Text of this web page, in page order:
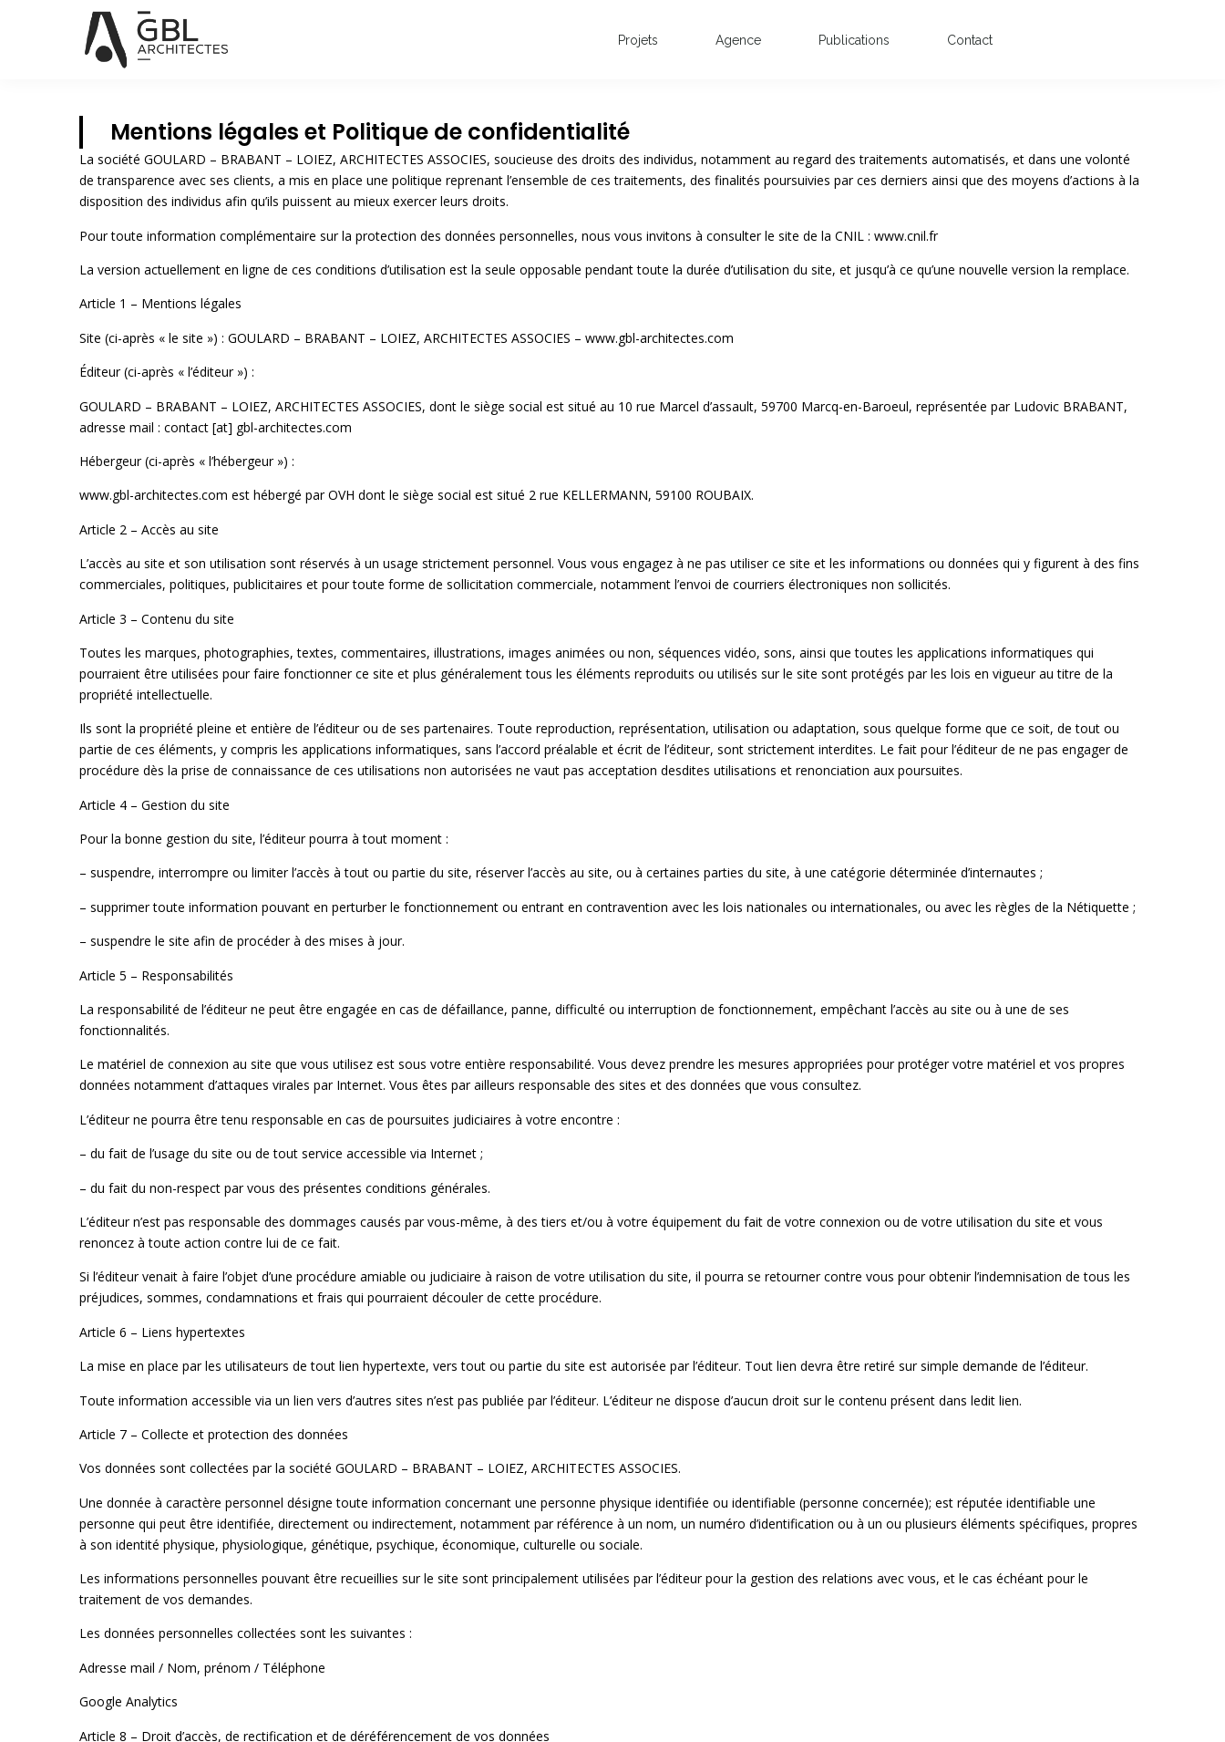
Projets Agence Publications Contact
Mentions légales et Politique de confidentialité
La société GOULARD – BRABANT – LOIEZ, ARCHITECTES ASSOCIES, soucieuse des droits des individus, notamment au regard des traitements automatisés, et dans une volonté
de transparence avec ses clients, a mis en place une politique reprenant l’ensemble de ces traitements, des finalités poursuivies par ces derniers ainsi que des moyens d’actions à la
disposition des individus afin qu’ils puissent au mieux exercer leurs droits.
Pour toute information complémentaire sur la protection des données personnelles, nous vous invitons à consulter le site de la CNIL : www.cnil.fr
La version actuellement en ligne de ces conditions d’utilisation est la seule opposable pendant toute la durée d’utilisation du site, et jusqu’à ce qu’une nouvelle version la remplace.
Article 1 – Mentions légales
Site (ci-après « le site ») : GOULARD – BRABANT – LOIEZ, ARCHITECTES ASSOCIES – www.gbl-architectes.com
Éditeur (ci-après « l’éditeur ») :
GOULARD – BRABANT – LOIEZ, ARCHITECTES ASSOCIES, dont le siège social est situé au 10 rue Marcel d’assault, 59700 Marcq-en-Baroeul, représentée par Ludovic BRABANT,
adresse mail : contact [at] gbl-architectes.com
Hébergeur (ci-après « l’hébergeur ») :
www.gbl-architectes.com est hébergé par OVH dont le siège social est situé 2 rue KELLERMANN, 59100 ROUBAIX.
Article 2 – Accès au site
L’accès au site et son utilisation sont réservés à un usage strictement personnel. Vous vous engagez à ne pas utiliser ce site et les informations ou données qui y figurent à des fins
commerciales, politiques, publicitaires et pour toute forme de sollicitation commerciale, notamment l’envoi de courriers électroniques non sollicités.
Article 3 – Contenu du site
Toutes les marques, photographies, textes, commentaires, illustrations, images animées ou non, séquences vidéo, sons, ainsi que toutes les applications informatiques qui
pourraient être utilisées pour faire fonctionner ce site et plus généralement tous les éléments reproduits ou utilisés sur le site sont protégés par les lois en vigueur au titre de la
propriété intellectuelle.
Ils sont la propriété pleine et entière de l’éditeur ou de ses partenaires. Toute reproduction, représentation, utilisation ou adaptation, sous quelque forme que ce soit, de tout ou
partie de ces éléments, y compris les applications informatiques, sans l’accord préalable et écrit de l’éditeur, sont strictement interdites. Le fait pour l’éditeur de ne pas engager de
procédure dès la prise de connaissance de ces utilisations non autorisées ne vaut pas acceptation desdites utilisations et renonciation aux poursuites.
Article 4 – Gestion du site
Pour la bonne gestion du site, l’éditeur pourra à tout moment :
– suspendre, interrompre ou limiter l’accès à tout ou partie du site, réserver l’accès au site, ou à certaines parties du site, à une catégorie déterminée d’internautes ;
– supprimer toute information pouvant en perturber le fonctionnement ou entrant en contravention avec les lois nationales ou internationales, ou avec les règles de la Nétiquette ;
– suspendre le site afin de procéder à des mises à jour.
Article 5 – Responsabilités
La responsabilité de l’éditeur ne peut être engagée en cas de défaillance, panne, difficulté ou interruption de fonctionnement, empêchant l’accès au site ou à une de ses
fonctionnalités.
Le matériel de connexion au site que vous utilisez est sous votre entière responsabilité. Vous devez prendre les mesures appropriées pour protéger votre matériel et vos propres
données notamment d’attaques virales par Internet. Vous êtes par ailleurs responsable des sites et des données que vous consultez.
L’éditeur ne pourra être tenu responsable en cas de poursuites judiciaires à votre encontre :
– du fait de l’usage du site ou de tout service accessible via Internet ;
– du fait du non-respect par vous des présentes conditions générales.
L’éditeur n’est pas responsable des dommages causés par vous-même, à des tiers et/ou à votre équipement du fait de votre connexion ou de votre utilisation du site et vous
renoncez à toute action contre lui de ce fait.
Si l’éditeur venait à faire l’objet d’une procédure amiable ou judiciaire à raison de votre utilisation du site, il pourra se retourner contre vous pour obtenir l’indemnisation de tous les
préjudices, sommes, condamnations et frais qui pourraient découler de cette procédure.
Article 6 – Liens hypertextes
La mise en place par les utilisateurs de tout lien hypertexte, vers tout ou partie du site est autorisée par l’éditeur. Tout lien devra être retiré sur simple demande de l’éditeur.
Toute information accessible via un lien vers d’autres sites n’est pas publiée par l’éditeur. L’éditeur ne dispose d’aucun droit sur le contenu présent dans ledit lien.
Article 7 – Collecte et protection des données
Vos données sont collectées par la société GOULARD – BRABANT – LOIEZ, ARCHITECTES ASSOCIES.
Une donnée à caractère personnel désigne toute information concernant une personne physique identifiée ou identifiable (personne concernée); est réputée identifiable une
personne qui peut être identifiée, directement ou indirectement, notamment par référence à un nom, un numéro d’identification ou à un ou plusieurs éléments spécifiques, propres
à son identité physique, physiologique, génétique, psychique, économique, culturelle ou sociale.
Les informations personnelles pouvant être recueillies sur le site sont principalement utilisées par l’éditeur pour la gestion des relations avec vous, et le cas échéant pour le
traitement de vos demandes.
Les données personnelles collectées sont les suivantes :
Adresse mail / Nom, prénom / Téléphone
Google Analytics
Article 8 – Droit d’accès, de rectification et de déréférencement de vos données